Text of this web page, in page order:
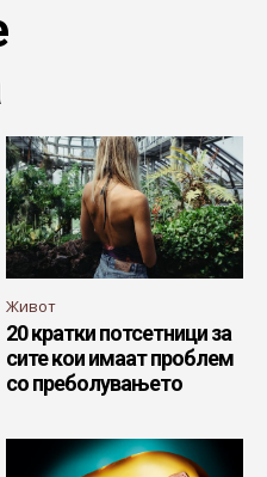
Живот
20 кратки потсетници за
сите кои имаат проблем
со преболувањето